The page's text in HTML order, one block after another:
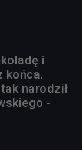
i
końca.
narodził
-